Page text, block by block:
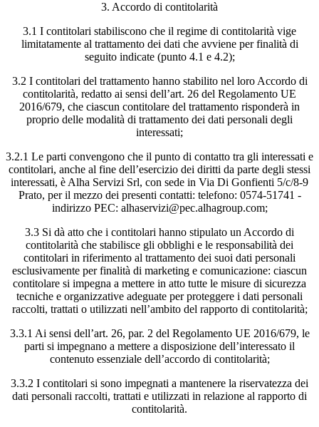
3. Accordo di contitolarità
3.1 I contitolari stabiliscono che il regime di contitolarità vige
limitatamente al trattamento dei dati che avviene per finalità di
seguito indicate (punto 4.1 e 4.2);
3.2 I contitolari del trattamento hanno stabilito nel loro Accordo di
contitolarità, redatto ai sensi dell’art. 26 del Regolamento UE
2016/679, che ciascun contitolare del trattamento risponderà in
proprio delle modalità di trattamento dei dati personali degli
interessati;
3.2.1 Le parti convengono che il punto di contatto tra gli interessati e
contitolari, anche al fine dell’esercizio dei diritti da parte degli stessi
interessati, è Alha Servizi Srl, con sede in Via Di Gonfienti 5/c/8-9
Prato, per il mezzo dei presenti contatti: telefono: 0574-51741 -
indirizzo PEC: alhaservizi@pec.alhagroup.com;
3.3 Si dà atto che i contitolari hanno stipulato un Accordo di
contitolarità che stabilisce gli obblighi e le responsabilità dei
contitolari in riferimento al trattamento dei suoi dati personali
esclusivamente per finalità di marketing e comunicazione: ciascun
contitolare si impegna a mettere in atto tutte le misure di sicurezza
tecniche e organizzative adeguate per proteggere i dati personali
raccolti, trattati o utilizzati nell’ambito del rapporto di contitolarità;
3.3.1 Ai sensi dell’art. 26, par. 2 del Regolamento UE 2016/679, le
parti si impegnano a mettere a disposizione dell’interessato il
contenuto essenziale dell’accordo di contitolarità;
3.3.2 I contitolari si sono impegnati a mantenere la riservatezza dei
dati personali raccolti, trattati e utilizzati in relazione al rapporto di
contitolarità.